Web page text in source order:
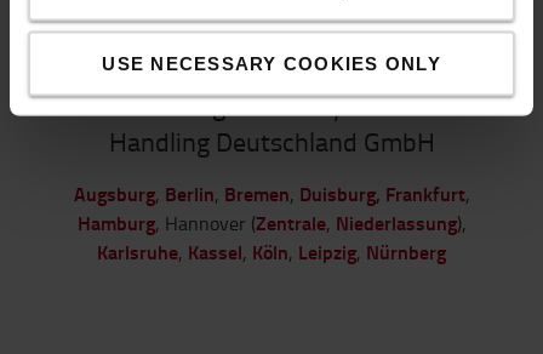
USE NECESSARY COOKIES ONLY
Niederlassungen der Toyota Material
Handling Deutschland GmbH
Augsburg, Berlin, Bremen, Duisburg, Frankfurt,
Hamburg, Hannover (Zentrale, Niederlassung),
Karlsruhe, Kassel, Köln, Leipzig, Nürnberg